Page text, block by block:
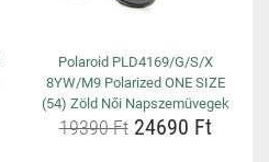
Polaroid PLD4169/G/S/X
8YW/M9 Polarized ONE SIZE
(54) Zöld Női Napszemüvegek
19390 Ft24690 Ft